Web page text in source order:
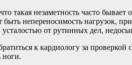
такая незаметность часто
непереносимость нагрузок,
от рутинных дел,
к кардиологу за проверкой
ноги.